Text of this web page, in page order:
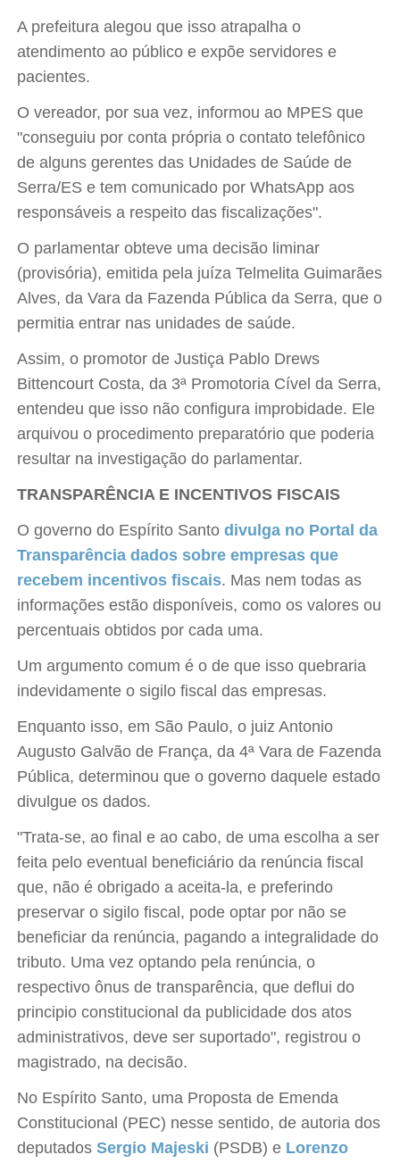
A prefeitura alegou que isso atrapalha o
atendimento ao público e expõe servidores e
pacientes.
O vereador, por sua vez, informou ao MPES que
"conseguiu por conta própria o contato telefônico
de alguns gerentes das Unidades de Saúde de
Serra/ES e tem comunicado por WhatsApp aos
responsáveis a respeito das fiscalizações".
O parlamentar obteve uma decisão liminar
(provisória), emitida pela juíza Telmelita Guimarães
Alves, da Vara da Fazenda Pública da Serra, que o
permitia entrar nas unidades de saúde.
Assim, o promotor de Justiça Pablo Drews
Bittencourt Costa, da 3ª Promotoria Cível da Serra,
entendeu que isso não configura improbidade. Ele
arquivou o procedimento preparatório que poderia
resultar na investigação do parlamentar.
TRANSPARÊNCIA E INCENTIVOS FISCAIS
O governo do Espírito Santo divulga no Portal da
Transparência dados sobre empresas que
recebem incentivos fiscais. Mas nem todas as
informações estão disponíveis, como os valores ou
percentuais obtidos por cada uma.
Um argumento comum é o de que isso quebraria
indevidamente o sigilo fiscal das empresas.
Enquanto isso, em São Paulo, o juiz Antonio
Augusto Galvão de França, da 4ª Vara de Fazenda
Pública, determinou que o governo daquele estado
divulgue os dados.
"Trata-se, ao final e ao cabo, de uma escolha a ser
feita pelo eventual beneficiário da renúncia fiscal
que, não é obrigado a aceita-la, e preferindo
preservar o sigilo fiscal, pode optar por não se
beneficiar da renúncia, pagando a integralidade do
tributo. Uma vez optando pela renúncia, o
respectivo ônus de transparência, que deflui do
principio constitucional da publicidade dos atos
administrativos, deve ser suportado", registrou o
magistrado, na decisão.
No Espírito Santo, uma Proposta de Emenda
Constitucional (PEC) nesse sentido, de autoria dos
deputadosSergio Majeski (PSDB) e Lorenzo